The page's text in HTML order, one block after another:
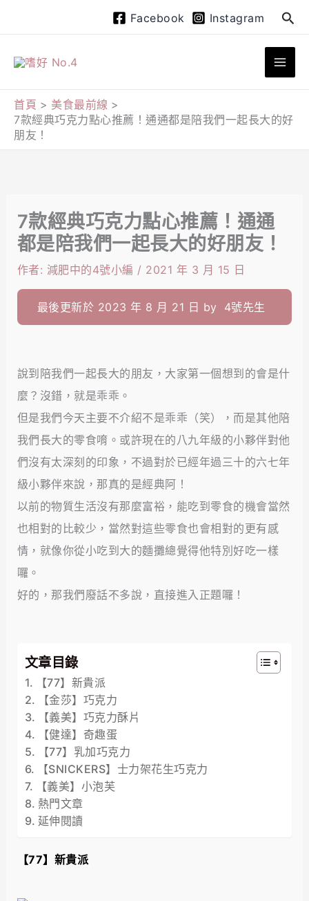
至
Facebook Instagram
搜
尋
首頁
美食最前線
7款經典巧克力點心推薦！通通都是陪我們一起長大的好
朋友！
7款經典巧克力點心推薦！通通
都是陪我們一起長大的好朋友！
作者: 減肥中的4號小編 / 2021 年 3 月 15 日
最後更新於 2023 年 8 月 21 日 by 4號先生
說到陪我們一起長大的朋友，大家第一個想到的會是什
麼？沒錯，就是乖乖。
但是我們今天主要不介紹不是乖乖（笑），而是其他陪
我們長大的零食唷。或許現在的八九年級的小夥伴對他
們沒有太深刻的印象，不過對於已經年過三十的六七年
級小夥伴來說，那真的是經典阿！
以前的物質生活沒有那麼富裕，能吃到零食的機會當然
也相對的比較少，當然對這些零食也會相對的更有感
情，就像你從小吃到大的麵攤總覺得他特別好吃一樣
囉。
好的，那我們廢話不多說，直接進入正題囉！
文章目錄
【77】新貴派
【金莎】巧克力
【義美】巧克力酥片
【健達】奇趣蛋
【77】乳加巧克力
【SNICKERS】士力架花生巧克力
【義美】小泡芙
熱門文章
延伸閱讀
【77】新貴派